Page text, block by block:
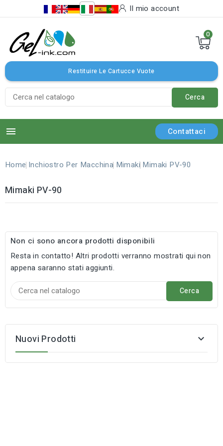
Il mio account
0
Restituire Le Cartucce Vuote
Cerca
 Contattaci
Home Inchiostro Per Macchina Mimaki Mimaki PV-90
Mimaki PV-90
Non ci sono ancora prodotti disponibili
Resta in contatto! Altri prodotti verranno mostrati qui non
appena saranno stati aggiunti.
Cerca
Nuovi Prodotti 